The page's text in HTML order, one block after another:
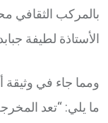
بالمركب الثقافي
الأستاذة لطيفة
ومما جاء في وثيقة
ما يلي: “تعد